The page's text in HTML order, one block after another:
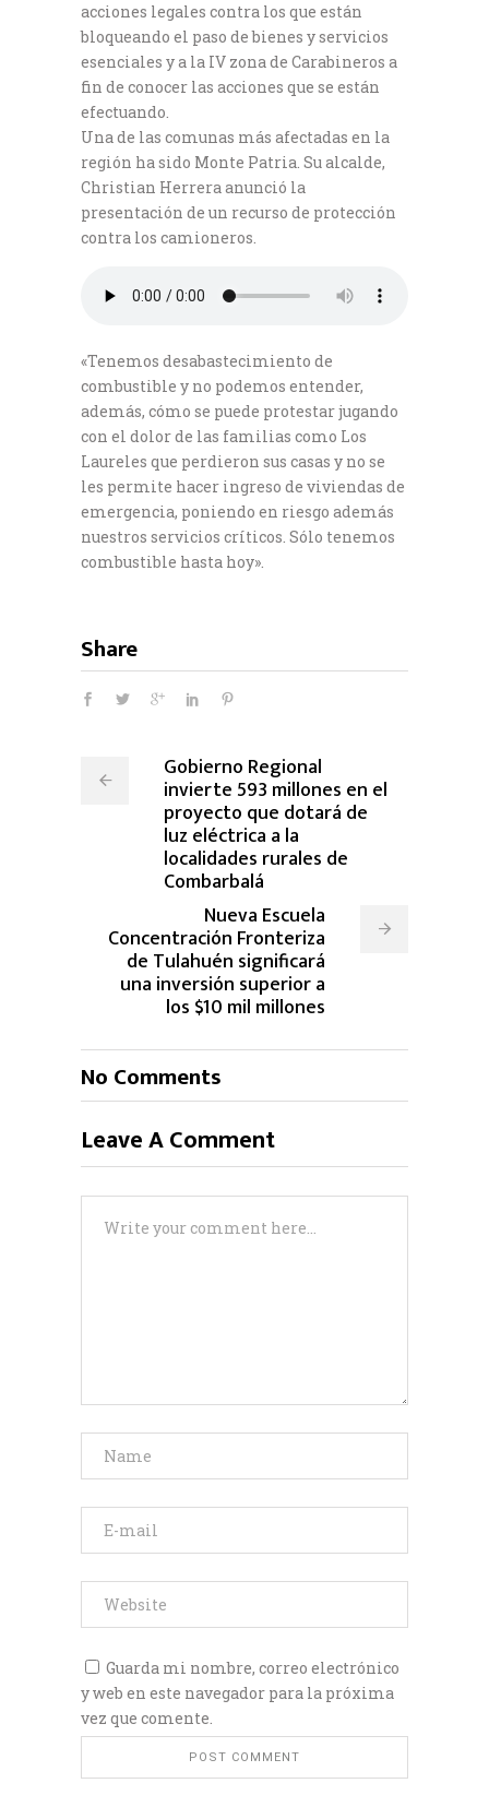
acciones legales contra los que están
bloqueando el paso de bienes y servicios
esenciales y a la IV zona de Carabineros a
fin de conocer las acciones que se están
efectuando.
Una de las comunas más afectadas en la
región ha sido Monte Patria. Su alcalde,
Christian Herrera anunció la
presentación de un recurso de protección
contra los camioneros.
«Tenemos desabastecimiento de
combustible y no podemos entender,
además, cómo se puede protestar jugando
con el dolor de las familias como Los
Laureles que perdieron sus casas y no se
les permite hacer ingreso de viviendas de
emergencia, poniendo en riesgo además
nuestros servicios críticos. Sólo tenemos
combustible hasta hoy».
Share
Gobierno Regional
invierte 593 millones en el
proyecto que dotará de
luz eléctrica a la
localidades rurales de
Combarbalá
Nueva Escuela
Concentración Fronteriza
de Tulahuén significará
una inversión superior a
los $10 mil millones
No Comments
Leave A Comment
Guarda mi nombre, correo electrónico
y web en este navegador para la próxima
vez que comente.